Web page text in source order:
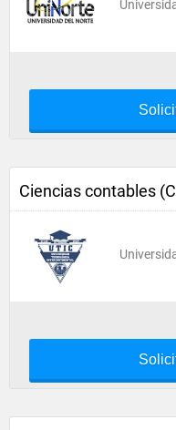
Ciencias contables